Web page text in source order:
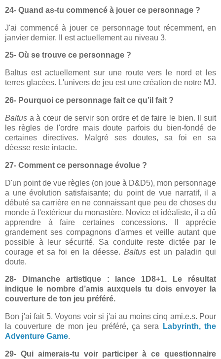
24- Quand as-tu commencé à jouer ce personnage ?
J'ai commencé à jouer ce personnage tout récemment, en
janvier dernier. Il est actuellement au niveau 3.
25- Où se trouve ce personnage ?
Baltus est actuellement sur une route vers le nord et les
terres glacées. L'univers de jeu est une création de notre MJ.
26- Pourquoi ce personnage fait ce qu’il fait ?
Baltus a à cœur de servir son ordre et de faire le bien. Il suit
les règles de l'ordre mais doute parfois du bien-fondé de
certaines directives. Malgré ses doutes, sa foi en sa
déesse reste intacte.
27- Comment ce personnage évolue ?
D'un point de vue règles (on joue à D&D5), mon personnage
a une évolution satisfaisante; du point de vue narratif, il a
débuté sa carrière en ne connaissant que peu de choses du
monde à l'extérieur du monastère. Novice et idéaliste, il a dû
apprendre à faire certaines concessions. Il apprécie
grandement ses compagnons d'armes et veille autant que
possible à leur sécurité. Sa conduite reste dictée par le
courage et sa foi en la déesse. Baltus est un paladin qui
doute.
28- Dimanche artistique : lance 1D8+1. Le résultat
indique le nombre d’amis auxquels tu dois envoyer la
couverture de ton jeu préféré.
Bon j'ai fait 5. Voyons voir si j'ai au moins cinq ami.e.s. Pour
la couverture de mon jeu préféré, ça sera
Labyrinth, the
Adventure Game.
29- Qui aimerais-tu voir participer à ce questionnaire